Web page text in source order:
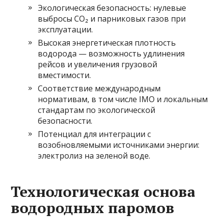
Экологическая безопасность: нулевые
выбросы CO₂ и парниковых газов при
эксплуатации.
Высокая энергетическая плотность
водорода — возможность удлинения
рейсов и увеличения грузовой
вместимости.
Соответствие международным
нормативам, в том числе IMO и локальным
стандартам по экологической
безопасности.
Потенциал для интеграции с
возобновляемыми источниками энергии:
электролиз на зеленой воде.
Технологическая основа
водородных паромов